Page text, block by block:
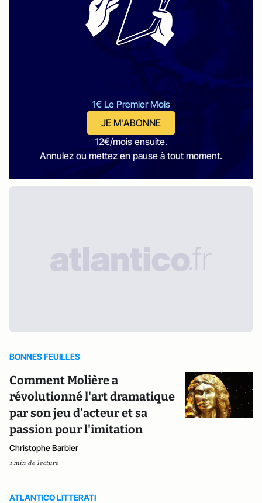
1€ Le Premier Mois
JE M'ABONNE
12€/mois ensuite.
Annulez ou mettez en pause à tout moment.
BONNES FEUILLES
Comment Molière a
révolutionné l'art dramatique
par son jeu d'acteur et sa
passion pour l'imitation
Christophe Barbier
1 min de lecture
ATLANTICO LITTERATI